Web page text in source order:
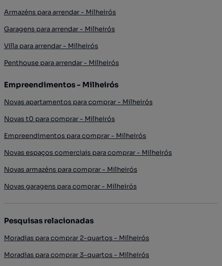
Armazéns para arrendar - Milheirós
Garagens para arrendar - Milheirós
Villa para arrendar - Milheirós
Penthouse para arrendar - Milheirós
Empreendimentos - Milheirós
Novas apartamentos para comprar - Milheirós
Novas t0 para comprar - Milheirós
Empreendimentos para comprar - Milheirós
Novas espaços comerciais para comprar - Milheirós
Novas armazéns para comprar - Milheirós
Novas garagens para comprar - Milheirós
Pesquisas relacionadas
Moradias para comprar 2-quartos - Milheirós
Moradias para comprar 3-quartos - Milheirós